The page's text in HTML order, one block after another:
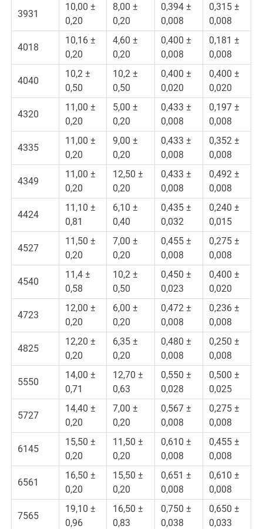
3931
10,00 ±
0,20
8,00 ±
0,20
0,394 ±
0,008
0,315 ±
0,008
4018
10,16 ±
0,20
4,60 ±
0,20
0,400 ±
0,008
0,181 ±
0,008
4040
10,2 ±
0,50
10,2 ±
0,50
0,400 ±
0,020
0,400 ±
0,020
4320
11,00 ±
0,20
5,00 ±
0,20
0,433 ±
0,008
0,197 ±
0,008
4335
11,00 ±
0,20
9,00 ±
0,20
0,433 ±
0,008
0,352 ±
0,008
4349
11,00 ±
0,20
12,50 ±
0,20
0,433 ±
0,008
0,492 ±
0,008
4424
11,10 ±
0,81
6,10 ±
0,40
0,435 ±
0,032
0,240 ±
0,015
4527
11,50 ±
0,20
7,00 ±
0,20
0,455 ±
0,008
0,275 ±
0,008
4540
11,4 ±
0,58
10,2 ±
0,50
0,450 ±
0,023
0,400 ±
0,020
4723
12,00 ±
0,20
6,00 ±
0,20
0,472 ±
0,008
0,236 ±
0,008
4825
12,20 ±
0,20
6,35 ±
0,20
0,480 ±
0,008
0,250 ±
0,008
5550
14,00 ±
0,71
12,70 ±
0,63
0,550 ±
0,028
0,500 ±
0,025
5727
14,40 ±
0,20
7,00 ±
0,20
0,567 ±
0,008
0,275 ±
0,008
6145
15,50 ±
0,20
11,50 ±
0,20
0,610 ±
0,008
0,455 ±
0,008
6561
16,50 ±
0,20
15,50 ±
0,20
0,651 ±
0,008
0,610 ±
0,008
7565
19,10 ±
0,96
16,50 ±
0,83
0,750 ±
0,038
0,650 ±
0,033